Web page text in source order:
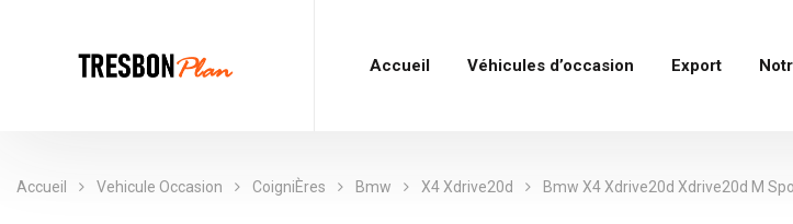
Accueil Véhicules d’occasion Export
Accueil Vehicule Occasion CoigniÈres Bmw X4 Xdrive20d Bmw X4 Xdrive20d Xdrive20d M